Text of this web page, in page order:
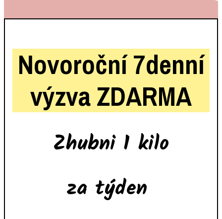
Novoroční 7denní
výzvaZDARMA
Zhubni 1 kilo
za týden